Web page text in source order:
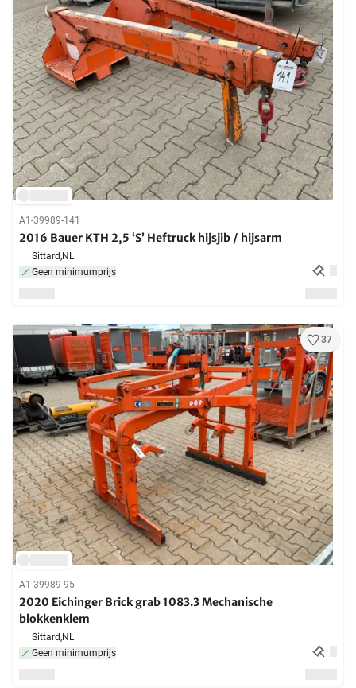
A1-39989-141
2016 Bauer KTH 2,5 ‘S’ Heftruck hijsjib / hijsarm
Sittard,NL
Geen minimumprijs
37
A1-39989-95
2020 Eichinger Brick grab 1083.3 Mechanische
blokkenklem
Sittard,NL
Geen minimumprijs